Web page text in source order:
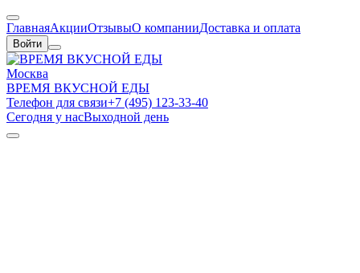
ГлавнаяАкцииОтзывыО компанииДоставка и оплата
Войти
Москва
ВРЕМЯ ВКУСНОЙ ЕДЫ
Телефон для связи+7 (495) 123-33-40
Сегодня у насВыходной день